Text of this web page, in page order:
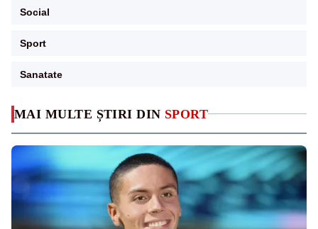
MAI MULTE ȘTIRI DIN SPORT
Social
Sport
Sanatate